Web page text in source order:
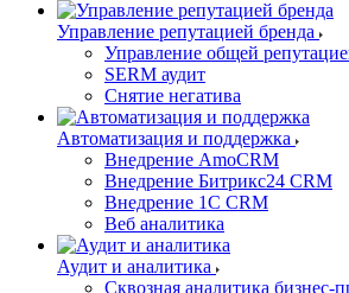
Управление репутацией бренда
Управление общей
SERM аудит
Снятие негатива
Автоматизация и поддержка
Внедрение AmoCRM
Внедрение Битрикс24 CRM
Внедрение 1C CRM
Веб аналитика
Аудит и аналитика
Сквозная аналитика бизнес-